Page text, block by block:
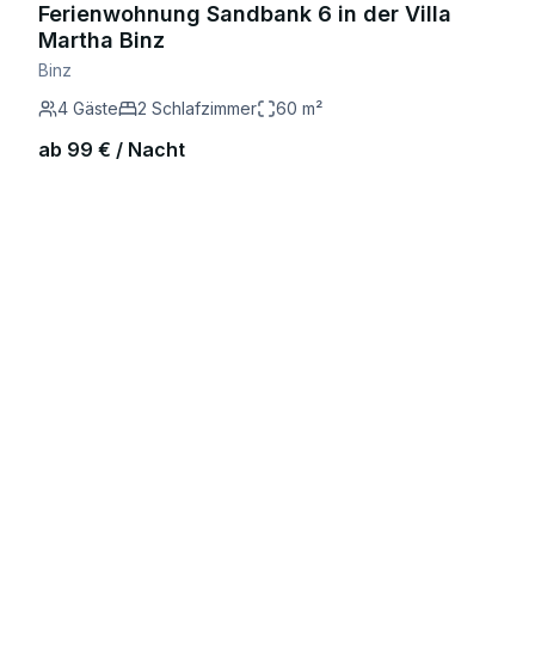
Ferienwohnung Sandbank 6 in der Villa
Martha Binz
Binz
4 Gäste 2 Schlafzimmer 60 m²
ab 99 € / Nacht